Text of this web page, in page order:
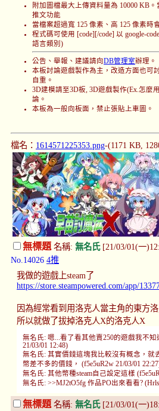
附加圖檔最大上傳資料量為 10000 KB。
推文功能
當檔案超過寬 125 像素、高 125 像素時
程式碼可使用 [code][/code] 以 google-
語言類別)
公告、舉報、建議請向 DB管理室辦理。
本板討論遊戲製作為主，改造方面也可
自重。
3D建模請至3D板, 3D遊戲製作(Ex.怎麼
論。
本板為一般向板面，禁止張貼上車圖。
檔名： 1614571225353.png-(1171 KB,
無標題名稱: 無名氏[21/03/01(一
No.14026 4推
我做的遊戲上steam了
https://store.steampowered.com/app/
因為經常看到用洛克人當主角的東方
所以就做了拔掉洛克人X的洛克人X
無名氏: 嗯...看了看其他賣250的遊戲我不知
21/03/01 12:48)
無名氏: 其實價錢這塊我比較沒有概念，就
幣差不多的價錢， (f5e5uR2w 21/03/01
無名氏: 其他幣種steam自己設定這樣
無名氏: >>MJ2tO5fg 作品PO出來看看?
無標題名稱: 無名氏[21/03/01(一